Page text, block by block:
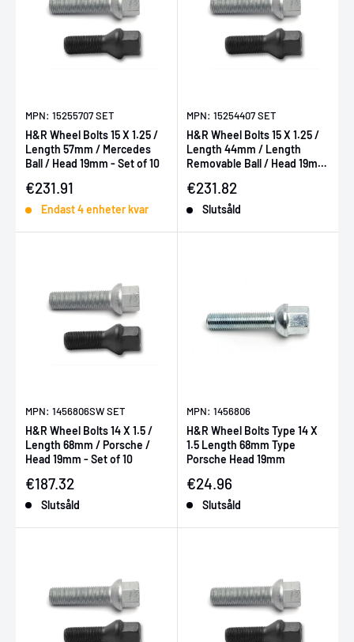
MPN: 15255707 SET
H&R Wheel Bolts 15 X 1.25 /
Length 57mm / Mercedes
Ball / Head 19mm - Set of 10
Försäljningspris
€231.91
Endast 4 enheter kvar
MPN: 15254407 SET
H&R Wheel Bolts 15 X 1.25 /
Length 44mm / Length
Removable Ball / Head 19mm
Försäljningspris
€231.82
Slutsåld
MPN: 1456806SW SET
H&R Wheel Bolts 14 X 1.5 /
Length 68mm / Porsche /
Head 19mm - Set of 10
Försäljningspris
€187.32
Slutsåld
MPN: 1456806
H&R Wheel Bolts Type 14 X
1.5 Length 68mm Type
Porsche Head 19mm
Försäljningspris
€24.96
Slutsåld